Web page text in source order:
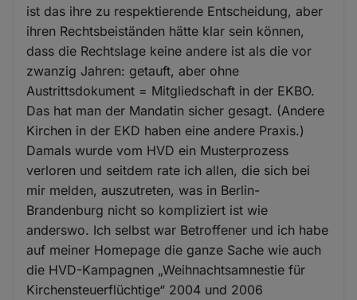
ist das ihre zu respektierende Entscheidung, aber
ihren Rechtsbeiständen hätte klar sein können,
dass die Rechtslage keine andere ist als die vor
zwanzig Jahren: getauft, aber ohne
Austrittsdokument = Mitgliedschaft in der EKBO.
Das hat man der Mandatin sicher gesagt. (Andere
Kirchen in der EKD haben eine andere Praxis.)
Damals wurde vom HVD ein Musterprozess
verloren und seitdem rate ich allen, die sich bei
mir melden, auszutreten, was in Berlin-
Brandenburg nicht so kompliziert ist wie
anderswo. Ich selbst war Betroffener und ich habe
auf meiner Homepage die ganze Sache wie auch
die HVD-Kampagnen „Weihnachtsamnestie für
Kirchensteuerflüchtige“ 2004 und 2006